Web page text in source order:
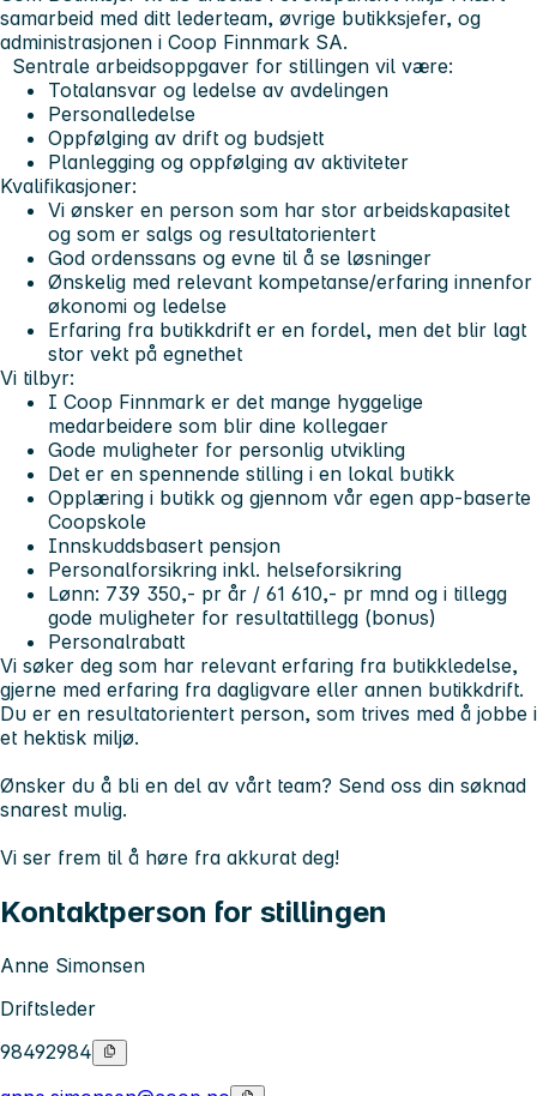
samarbeid med ditt lederteam, øvrige butikksjefer, og
administrasjonen i Coop Finnmark SA.
Sentrale arbeidsoppgaver for stillingen vil være:
Totalansvar og ledelse av avdelingen
Personalledelse
Oppfølging av drift og budsjett
Planlegging og oppfølging av aktiviteter
Kvalifikasjoner:
Vi ønsker en person som har stor arbeidskapasitet
og som er salgs og resultatorientert
God ordenssans og evne til å se løsninger
Ønskelig med relevant kompetanse/erfaring innenfor
økonomi og ledelse
Erfaring fra butikkdrift er en fordel, men det blir lagt
stor vekt på egnethet
Vi tilbyr:
I Coop Finnmark er det mange hyggelige
medarbeidere som blir dine kollegaer
Gode muligheter for personlig utvikling
Det er en spennende stilling i en lokal butikk
Opplæring i butikk og gjennom vår egen app-baserte
Coopskole
Innskuddsbasert pensjon
Personalforsikring inkl. helseforsikring
Lønn: 739 350,- pr år / 61 610,- pr mnd og i tillegg
gode muligheter for resultattillegg (bonus)
Personalrabatt
Vi søker deg som har relevant erfaring fra butikkledelse,
gjerne med erfaring fra dagligvare eller annen butikkdrift.
Du er en resultatorientert person, som trives med å jobbe i
et hektisk miljø.
Ønsker du å bli en del av vårt team? Send oss din søknad
snarest mulig.
Vi ser frem til å høre fra akkurat deg!
Kontaktperson for stillingen
Anne Simonsen
Driftsleder
98492984